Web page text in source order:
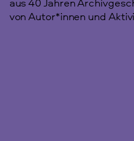
von Autor*innen und